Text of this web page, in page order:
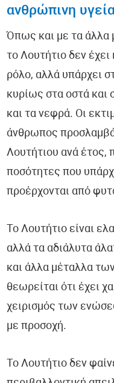
ανθρώπινη
Όπως και με τα άλλα
το Λουτήτιο δεν
ρόλο, αλλά υπάρχει
κυρίως στα οστά και
και τα νεφρά. Οι
άνθρωπος
Λουτήτιου ανά έτος,
ποσότητες που
προέρχονται από
Το Λουτήτιο είναι
αλλά τα αδιάλυτα
και άλλα μέταλλα
θεωρείται ότι έχει
χειρισμός των
με προσοχή.
Το Λουτήτιο δεν